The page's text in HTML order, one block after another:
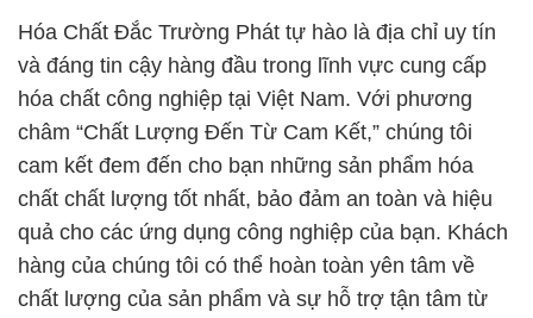
Hóa Chất Đắc Trường Phát tự hào là địa chỉ uy tín
và đáng tin cậy hàng đầu trong lĩnh vực cung cấp
hóa chất công nghiệp tại Việt Nam. Với phương
châm “Chất Lượng Đến Từ Cam Kết,” chúng tôi
cam kết đem đến cho bạn những sản phẩm hóa
chất chất lượng tốt nhất, bảo đảm an toàn và hiệu
quả cho các ứng dụng công nghiệp của bạn. Khách
hàng của chúng tôi có thể hoàn toàn yên tâm về
chất lượng của sản phẩm và sự hỗ trợ tận tâm từ